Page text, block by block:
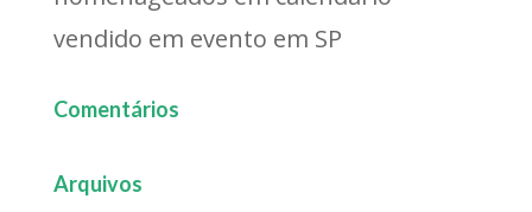
vendido em evento em SP
Comentários
Arquivos